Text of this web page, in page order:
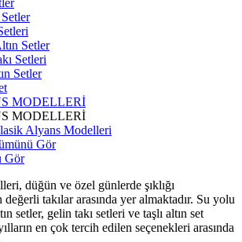
Setler
Setleri
Setler
MODELLERİ
MODELLERİ
Alyans Modelleri
Gör
Gör
düğün ve özel günlerde şıklığı
değerli takılar arasında yer almaktadır. Su yolu
setler, gelin takı setleri ve taşlı altın set
en çok tercih edilen seçenekleri arasında